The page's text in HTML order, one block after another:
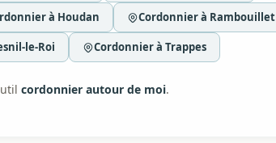
à Houdan Cordonnier à Rambouillet
le-Roi Cordonnier à Trappes
cordonnier autour de moi.